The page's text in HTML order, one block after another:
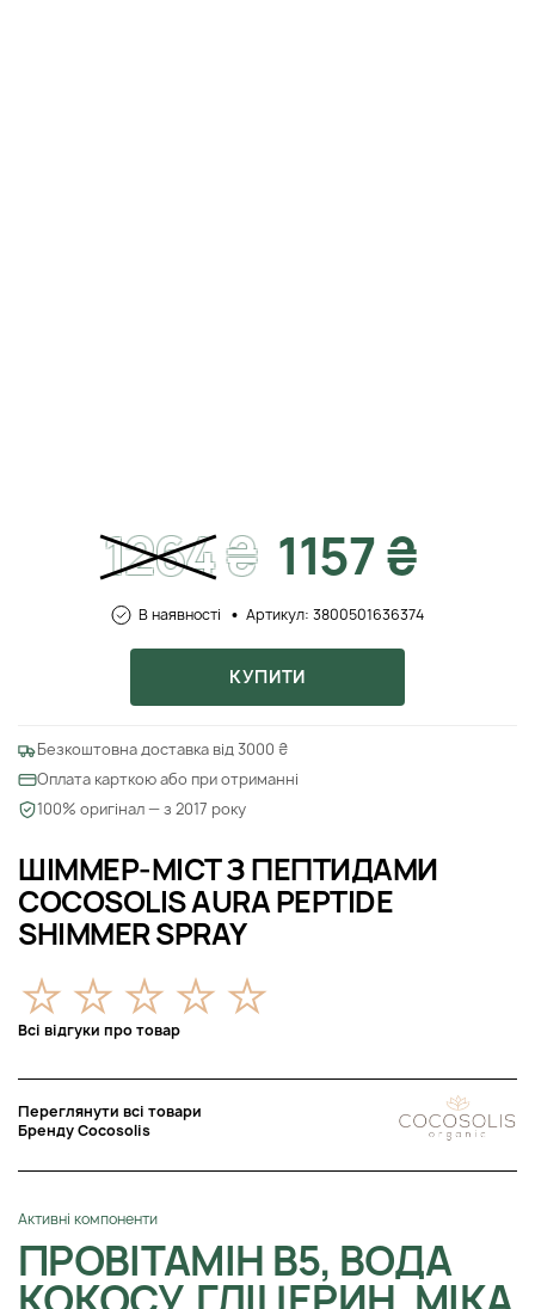
ШІММЕР-МІСТ З ПЕПТИДАМИ
COCOSOLIS AURA PEPTIDE
SHIMMER SPRAY
Всі відгуки про товар
Переглянути всі товари
Бренду Cocosolis
Активні компоненти
ПРОВІТАМІН B5, ВОДА
1264₴ 1157 ₴
В наявності Артикул: 3800501636374
КУПИТИ
Безкоштовна доставка від 3000 ₴
Оплата карткою або при отриманні
100% оригінал — з 2017 року